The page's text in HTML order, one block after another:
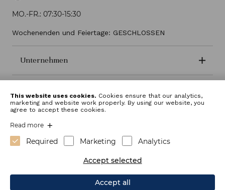
MO.-FR.: 07:30-15:30
Wochenenden und Feiertage: GESCHLOSSEN
Unternehmen
This website uses cookies. Cookies ensure that our analytics,
marketing and website work properly. By using our website, you
agree to accept these cookies.
Read more
Required Marketing Analytics
Accept selected
Accept all